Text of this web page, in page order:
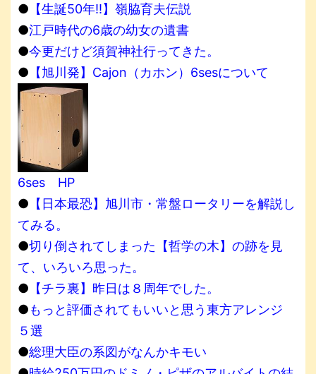
● 【生誕50年!!】嶺脇育夫伝説
●江戸時代の6歳の幼女の遺書
●今更だけど須賀神社行ってきた。
● 【旭川発】Cajon（カホン）6sesについて
6ses HP
● 【日本最恐】旭川市・常盤ロータリーを解説し
てみる。
●切り倒されてしまった【哲学の木】の跡を見
て、いろいろ思った。
● 【チラ裏】昨日は８周年でした。
●もっと評価されてもいいと思う東方アレンジ
５選
●総理大臣の系図がなんかキモい